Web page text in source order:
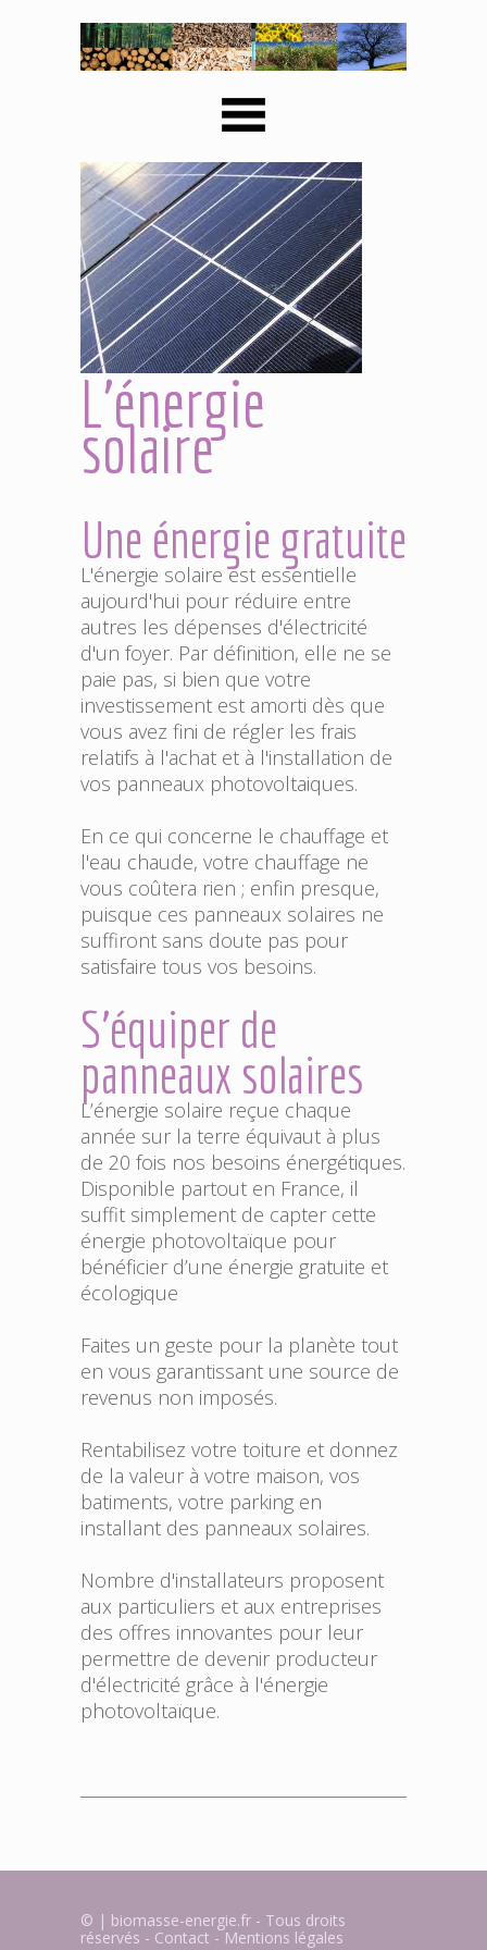
L'énergie
solaire
Une énergie gratuite
L'énergie solaire est essentielle
aujourd'hui pour réduire entre
autres les dépenses d'électricité
d'un foyer. Par définition, elle ne se
paie pas, si bien que votre
investissement est amorti dès que
vous avez fini de régler les frais
relatifs à l'achat et à l'installation de
vos panneaux photovoltaiques.
En ce qui concerne le chauffage et
l'eau chaude, votre chauffage ne
vous coûtera rien ; enfin presque,
puisque ces panneaux solaires ne
suffiront sans doute pas pour
satisfaire tous vos besoins.
S'équiper de
panneaux solaires
L’énergie solaire reçue chaque
année sur la terre équivaut à plus
de 20 fois nos besoins énergétiques.
Disponible partout en France, il
suffit simplement de capter cette
énergie photovoltaïque pour
bénéficier d’une énergie gratuite et
écologique
Faites un geste pour la planète tout
en vous garantissant une source de
revenus non imposés.
Rentabilisez votre toiture et donnez
de la valeur à votre maison, vos
batiments, votre parking en
installant des panneaux solaires.
Nombre d'installateurs proposent
aux particuliers et aux entreprises
des offres innovantes pour leur
permettre de devenir producteur
d'électricité grâce à l'énergie
photovoltaïque.
© | biomasse-energie.fr - Tous droits
réservés - Contact - Mentions légales